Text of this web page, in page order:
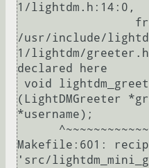
1/lightdm.h:14:0,
/usr/include/
1/lightdm/
declared here
(LightDMGreeter
*username);
Makefile:601:
'src/